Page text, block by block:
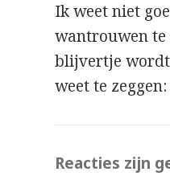
Ik weet niet
wantrouwen te
blijvertje
weet te
Reacties zijn